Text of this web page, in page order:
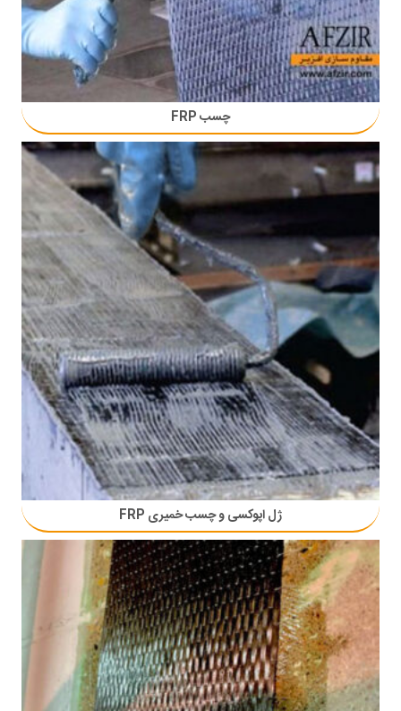
چسب FRP
ژل اپوکسی و چسب خمیری FRP